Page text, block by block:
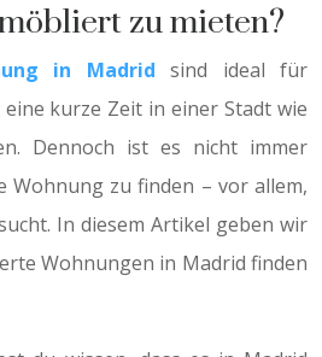
zu mieten?
in Madrid sind ideal für
kurze Zeit in einer Stadt wie
Dennoch ist es nicht immer
Wohnung zu finden – vor allem,
In diesem Artikel geben wir
Wohnungen in Madrid finden